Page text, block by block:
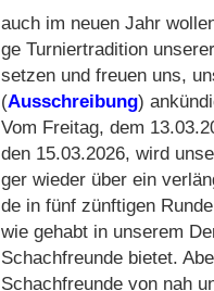
auch im neuen Jahr
ge Tur­nier­tra­di­tion
set­zen und freu­en uns,
(Aus­schrei­bung)
Vom Frei­tag, dem
den 15.03.2026, wird
ger wie­der über ein
de in fünf zünf­ti­gen
wie ge­habt in un­se­rem
Schach­freun­de bie­tet.
Schach­freun­de von nah